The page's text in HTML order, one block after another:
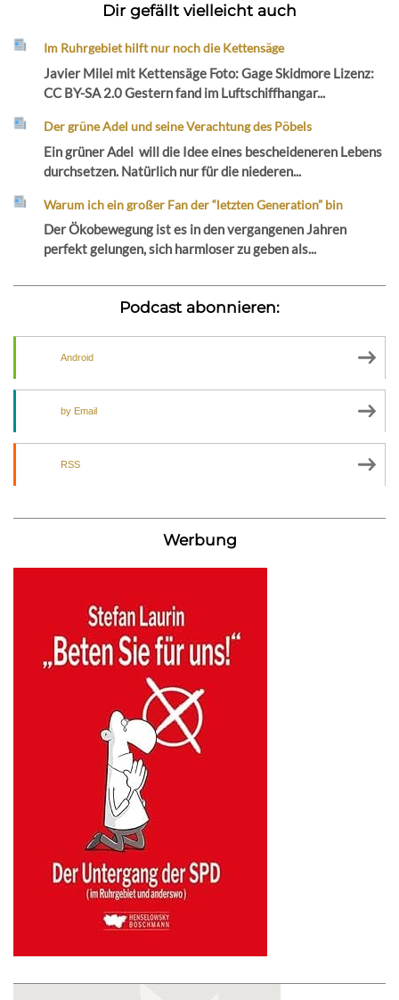
Dir gefällt vielleicht auch
Im Ruhrgebiet hilft nur noch die Kettensäge
Javier Milei mit Kettensäge Foto: Gage Skidmore Lizenz:
CC BY-SA 2.0 Gestern fand im Luftschiffhangar...
Der grüne Adel und seine Verachtung des Pöbels
Ein grüner Adel will die Idee eines bescheideneren Lebens
durchsetzen. Natürlich nur für die niederen...
Warum ich ein großer Fan der “letzten Generation” bin
Der Ökobewegung ist es in den vergangenen Jahren
perfekt gelungen, sich harmloser zu geben als...
Podcast abonnieren:
Android
by Email
RSS
Werbung